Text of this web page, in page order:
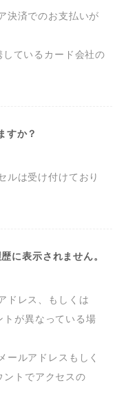
決済でのお支払いが
ているカード会社の
すか？
ルは受け付けており
に表示されません。
ドレス、もしくは
が異なっている場
ールアドレスもしく
トでアクセスの